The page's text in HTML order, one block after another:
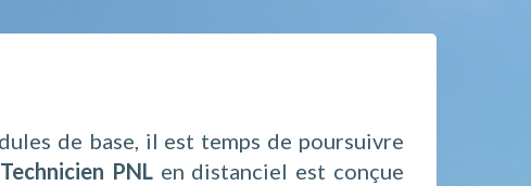
de base, il est temps de poursuivre
Technicien PNLen distanciel est conçue